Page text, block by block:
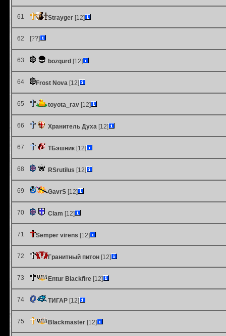
61 Strayger [12]
62 [??]
63 bozqurd [12]
64 Frost Nova [12]
65 toyota_rav [12]
66 Хранитель Духа [12]
67 ТБэшник [12]
68 RSrutilus [12]
69 GavrS [12]
70 Clam [12]
71 Semper virens [12]
72 Гранитный питон [12]
73 Entur Blackfire [12]
74 ТИГАР [12]
75 Blackmaster [12]